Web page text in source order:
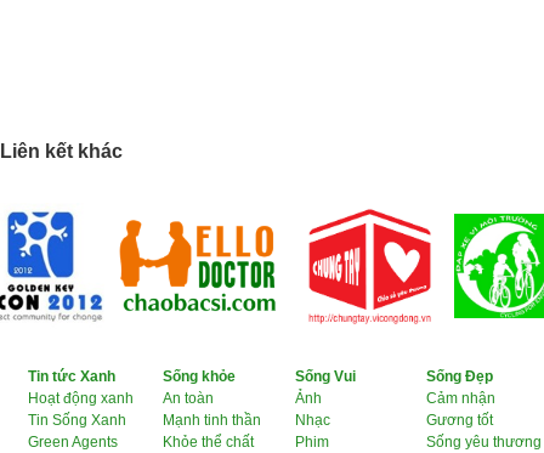
Liên kết khác
Tin tức Xanh
Hoạt động xanh
Tin Sống Xanh
Green Agents
Sống khỏe
An toàn
Mạnh tinh thần
Khỏe thể chất
Sống Vui
Ảnh
Nhạc
Phim
Sống Đẹp
Cảm nhận
Gương tốt
Sống yêu thương